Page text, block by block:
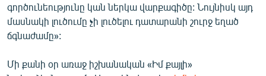
գործունեությունը կան ներկա վարքագիծը: Նույնիսկ այդ
մասնակի լուծումը չի լուծելու դատարանի շուրջ եղած
ճգնաժամը»:
Մի քանի օր առաջ իշխանական «Իմ քայլի»